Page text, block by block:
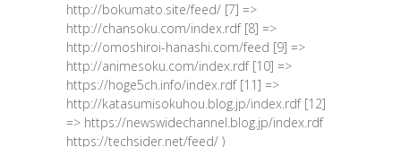
http://bokumato.site/feed/ [7] =>
http://chansoku.com/index.rdf [8] =>
http://omoshiroi-hanashi.com/feed [9] =>
http://animesoku.com/index.rdf [10] =>
https://hoge5ch.info/index.rdf [11] =>
http://katasumisokuhou.blog.jp/index.rdf [12]
=> https://newswidechannel.blog.jp/index.rdf
https://techsider.net/feed/ )